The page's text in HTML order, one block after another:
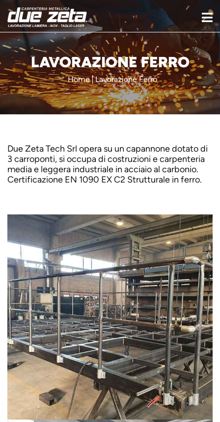
LAVORAZIONE FERRO
Home Lavorazione Ferro
Due Zeta Tech Srl opera su un capannone dotato di
3 carroponti, si occupa di costruzioni e carpenteria
media e leggera industriale in acciaio al carbonio.
Certificazione EN 1090 EX C2 Strutturale in ferro.